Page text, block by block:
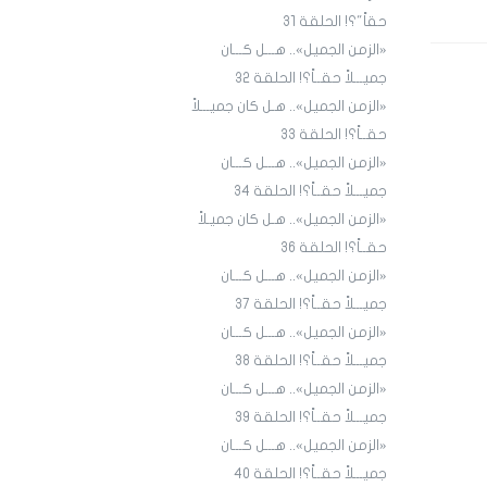
حقاً"؟! الحلقة 31
«الزمن الجميل».. هـــل كـــان
جميـــلاً حقــاً؟! الحلقة ٣٢
«الزمن الجميل».. هـل كان جميـــلاً
حقــاً؟! الحلقة 33
«الزمن الجميل».. هـــل كـــان
جميـــلاً حقــاً؟! الحلقة 34
«الزمن الجميل».. هـل كان جميـلاً
حقــاً؟! الحلقة 36
«الزمن الجميل».. هـــل كـــان
جميـــلاً حقــاً؟! الحلقة 3٧
«الزمن الجميل».. هـــل كـــان
جميـــلاً حقــاً؟! الحلقة 38
«الزمن الجميل».. هـــل كـــان
جميـــلاً حقــاً؟! الحلقة 39
«الزمن الجميل».. هـــل كـــان
جميـــلاً حقــاً؟! الحلقة 40